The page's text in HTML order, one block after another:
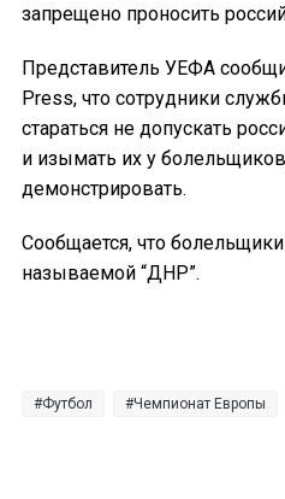
запрещено проносить
Представитель УЕФА
Press, что сотрудники
стараться не допускать
и изымать их у
демонстрировать.
Сообщается, что
называемой “ДНР”.
Футбол Чемпионат Европы